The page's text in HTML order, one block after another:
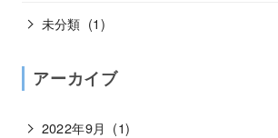
未分類 (1)
アーカイブ
2022年9月 (1)